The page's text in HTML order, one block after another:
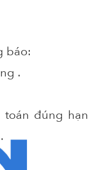
báo:
.
toán đúng hạn